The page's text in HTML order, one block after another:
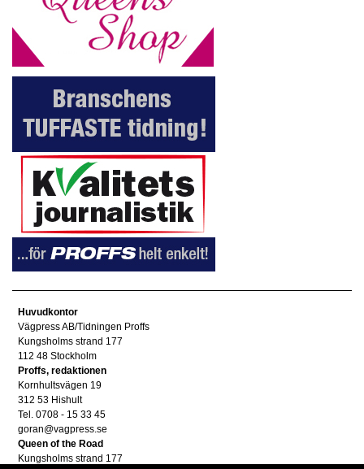
Huvudkontor
Vägpress AB/Tidningen Proffs
Kungsholms strand 177
112 48 Stockholm
Proffs, redaktionen
Kornhultsvägen 19
312 53 Hishult
Tel. 0708 - 15 33 45
goran@vagpress.se
Queen of the Road
Kungsholms strand 177